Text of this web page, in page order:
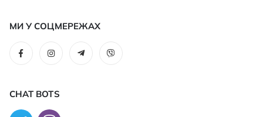
МИ У СОЦМЕРЕЖАХ
CHAT BOTS